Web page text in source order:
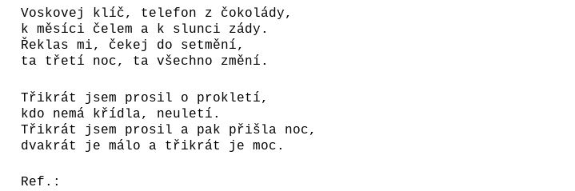
Voskovej klíč, telefon z čokolády,
k měsíci čelem a k slunci zády.
Řeklas mi, čekej do setmění,
ta třetí noc, ta všechno změní.
Třikrát jsem prosil o prokletí,
kdo nemá křídla, neuletí.
Třikrát jsem prosil a pak přišla noc,
dvakrát je málo a třikrát je moc.
Ref.: